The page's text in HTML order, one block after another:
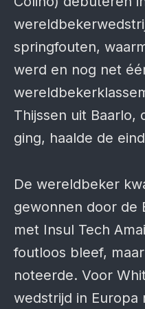
springfouten,
werd en nog net
Thijssen uit Baarlo,
ging, haalde de
De wereldbeker
gewonnen door de
met Insul Tech
foutloos bleef,
noteerde. Voor
wedstrijd in Europa